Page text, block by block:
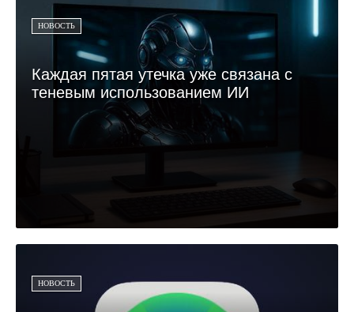
НОВОСТЬ
Каждая пятая утечка уже связана с
теневым использованием ИИ
НОВОСТЬ